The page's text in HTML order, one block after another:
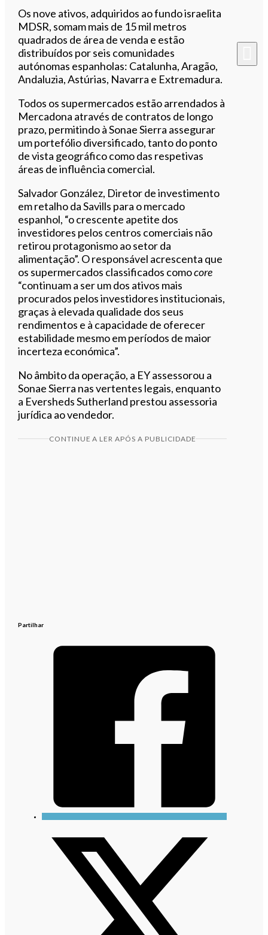
Os nove ativos, adquiridos ao fundo israelita
MDSR, somam mais de 15 mil metros
quadrados de área de venda e estão
distribuídos por seis comunidades
autónomas espanholas: Catalunha, Aragão,
Andaluzia, Astúrias, Navarra e Extremadura.
Todos os supermercados estão arrendados à
Mercadona através de contratos de longo
prazo, permitindo à Sonae Sierra assegurar
um portefólio diversificado, tanto do ponto
de vista geográfico como das respetivas
áreas de influência comercial.
Salvador González, Diretor de investimento
em retalho da Savills para o mercado
espanhol, “o crescente apetite dos
investidores pelos centros comerciais não
retirou protagonismo ao setor da
alimentação”. O responsável acrescenta que
os supermercados classificados comocore
“continuam a ser um dos ativos mais
procurados pelos investidores institucionais,
graças à elevada qualidade dos seus
rendimentos e à capacidade de oferecer
estabilidade mesmo em períodos de maior
incerteza económica”.
No âmbito da operação, a EY assessorou a
Sonae Sierra nas vertentes legais, enquanto
a Eversheds Sutherland prestou assessoria
jurídica ao vendedor.
CONTINUE A LER APÓS A PUBLICIDADE
Partilhar